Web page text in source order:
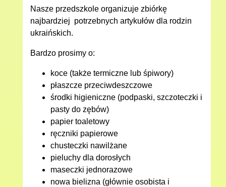
Nasze przedszkole organizuje zbiórkę
najbardziej potrzebnych artykułów dla rodzin
ukraińskich.
Bardzo prosimy o:
koce (także termiczne lub śpiwory)
płaszcze przeciwdeszczowe
środki higieniczne (podpaski, szczoteczki i
pasty do zębów)
papier toaletowy
ręczniki papierowe
chusteczki nawilżane
pieluchy dla dorosłych
maseczki jednorazowe
nowa bielizna (głównie osobista i